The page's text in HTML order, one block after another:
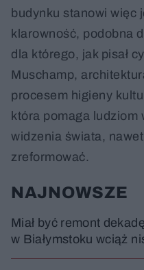
budynku stanowi więc
klarowność, podobna
dla którego, jak pisał
Muschamp,
procesem higieny
która pomaga ludziom
widzenia świata,
zreformować.
NAJNOWSZE
Miał być remont
w Białymstoku wciąż